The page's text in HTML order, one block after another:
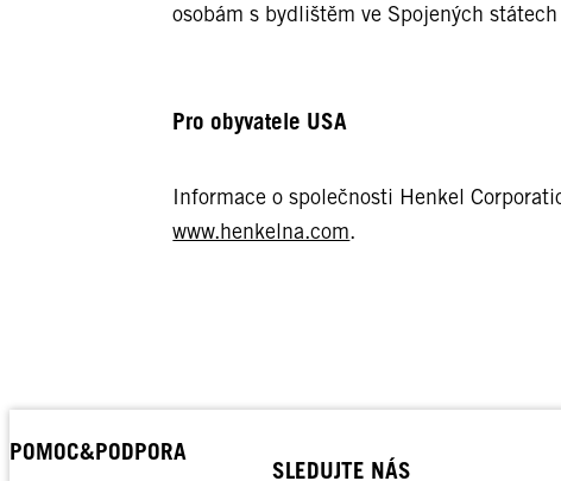
osobám s bydlištěm ve Spojených
Pro obyvatele USA
Informace o společnosti Henkel
www.henkelna.com.
POMOC&PODPORA
SLEDUJTE NÁS